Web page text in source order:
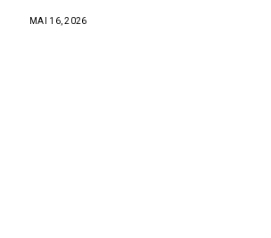
MAI 16, 2026